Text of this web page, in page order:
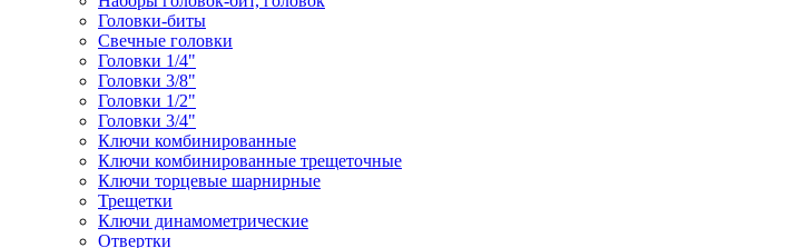
Головки-биты
Свечные головки
Головки 1/4"
Головки 3/8"
Головки 1/2"
Головки 3/4"
Ключи комбинированные
Ключи комбинированные трещеточные
Ключи торцевые шарнирные
Трещетки
Ключи динамометрические
Отвертки